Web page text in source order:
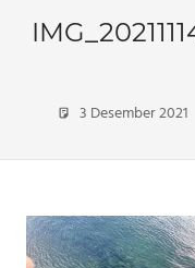
3 Desember 2021